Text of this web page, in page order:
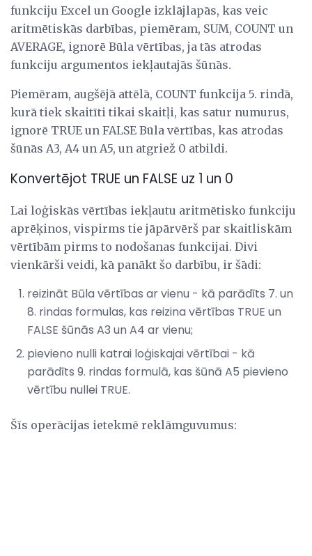
funkciju Excel un Google izklājlapās, kas veic
aritmētiskās darbības, piemēram, SUM, COUNT un
AVERAGE, ignorē Būla vērtības, ja tās atrodas
funkciju argumentos iekļautajās šūnās.
Piemēram, augšējā attēlā, COUNT funkcija 5. rindā,
kurā tiek skaitīti tikai skaitļi, kas satur numurus,
ignorē TRUE un FALSE Būla vērtības, kas atrodas
šūnās A3, A4 un A5, un atgriež 0 atbildi.
Konvertējot TRUE un FALSE uz 1 un 0
Lai loģiskās vērtības iekļautu aritmētisko funkciju
aprēķinos, vispirms tie jāpārvērš par skaitliskām
vērtībām pirms to nodošanas funkcijai. Divi
vienkārši veidi, kā panākt šo darbību, ir šādi:
reizināt Būla vērtības ar vienu - kā parādīts 7. un
8. rindas formulas, kas reizina vērtības TRUE un
FALSE šūnās A3 un A4 ar vienu;
pievieno nulli katrai loģiskajai vērtībai - kā
parādīts 9. rindas formulā, kas šūnā A5 pievieno
vērtību nullei TRUE.
Šīs operācijas ietekmē reklāmguvumus: